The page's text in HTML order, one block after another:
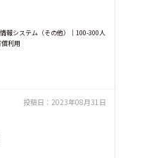
報システム（その他）｜100-300人
利用
投稿日： 2023年08月31日